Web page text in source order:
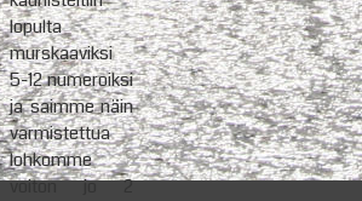
lopulta
murskaaviksi
5-12 numeroiksi
ja saimme näin
varmistettua
lohkomme
voiton jo 2